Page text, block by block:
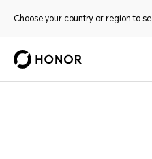
Choose your country or region to